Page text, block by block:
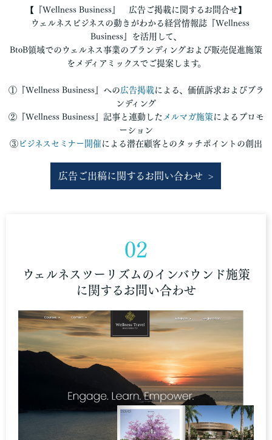
【『Wellness Business』 広告ご掲載に関するお問合せ】
ウェルネスビジネスの動きがわかる経営情報誌『Wellness
Business』を活用して、
BtoB領域でのウェルネス事業のブランディングおよび販売促進施策
をメディアミックスでご提案します。
①『Wellness Business』への 広告掲載による、価値訴求およびブラ
ンディング
②『Wellness Business』記事と連動した メルマガ施策 によるプロモ
ーション
③ ビジネスセミナー開催 による潜在顧客とのタッチポイントの創出
広告ご出稿に関するお問い合わせ
02
ウェルネスツーリズムのインバウンド施策
に関するお問い合わせ